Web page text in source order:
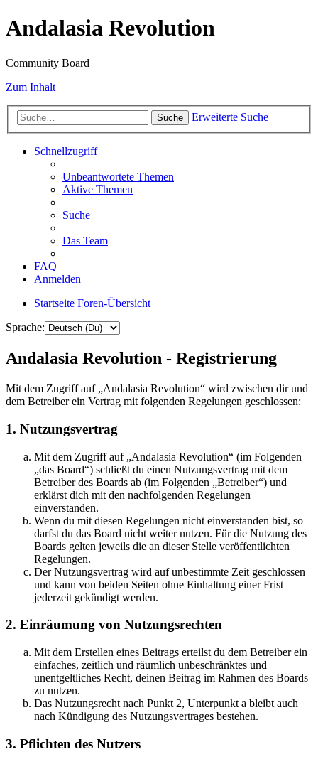
Andalasia Revolution
Community Board
Zum Inhalt
Suche Erweiterte Suche
Schnellzugriff
Unbeantwortete Themen
Aktive Themen
Suche
Das Team
FAQ
Anmelden
Startseite Foren-Übersicht
Sprache:
Andalasia Revolution - Registrierung
Mit dem Zugriff auf „Andalasia Revolution“ wird zwischen dir und
dem Betreiber ein Vertrag mit folgenden Regelungen geschlossen:
1. Nutzungsvertrag
Mit dem Zugriff auf „Andalasia Revolution“ (im Folgenden
„das Board“) schließt du einen Nutzungsvertrag mit dem
Betreiber des Boards ab (im Folgenden „Betreiber“) und
erklärst dich mit den nachfolgenden Regelungen
einverstanden.
Wenn du mit diesen Regelungen nicht einverstanden bist, so
darfst du das Board nicht weiter nutzen. Für die Nutzung des
Boards gelten jeweils die an dieser Stelle veröffentlichten
Regelungen.
Der Nutzungsvertrag wird auf unbestimmte Zeit geschlossen
und kann von beiden Seiten ohne Einhaltung einer Frist
jederzeit gekündigt werden.
2. Einräumung von Nutzungsrechten
Mit dem Erstellen eines Beitrags erteilst du dem Betreiber ein
einfaches, zeitlich und räumlich unbeschränktes und
unentgeltliches Recht, deinen Beitrag im Rahmen des Boards
zu nutzen.
Das Nutzungsrecht nach Punkt 2, Unterpunkt a bleibt auch
nach Kündigung des Nutzungsvertrages bestehen.
3. Pflichten des Nutzers